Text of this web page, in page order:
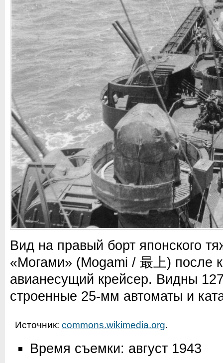
Вид на правый борт японского
«Могами» (Mogami / 最上) после
авианесущий крейсер. Видны
строенные 25-мм автоматы и
Источник: commons.wikimedia.org.
Время съемки: август 1943